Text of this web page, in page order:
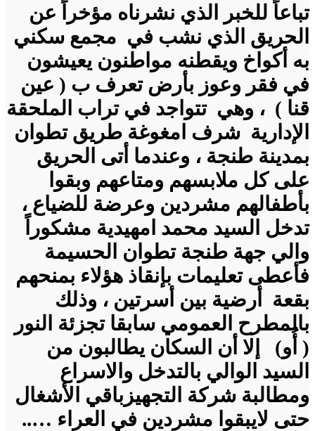
تباعاً للخبر الذي نشرناه مؤخراً عن
الحريق الذي نشب في مجمع سكني
به أكواخ ويقطنه مواطنون يعيشون
في فقر وعوز بأرض تعرف ب ( عين
قنا ) ، وهي تتواجد في تراب الملحقة
الإدارية شرف امغوغة طريق تطوان
بمدينة طنجة ، وعندما أتى الحريق
على كل ملابسهم ومتاعهم وبقوا
بأطفالهم مشردين وعرضة للضياع ،
تدخل السيد محمد امهيدية مشكوراً
والي جهة طنجة تطوان الحسيمة
فأعطى تعليمات بإنقاذ هؤلاء بمنحهم
بقعة أرضية بين أسرتين ، وذلك
بالمطرح العمومي سابقا تجزئة النور
( أُو) إلا أن السكان يطالبون من
السيد الوالي بالتدخل والاسراع
ومطالبة شركة التجهيزباقي الأشغال
حتى لايبقوا مشردين في العراء …..